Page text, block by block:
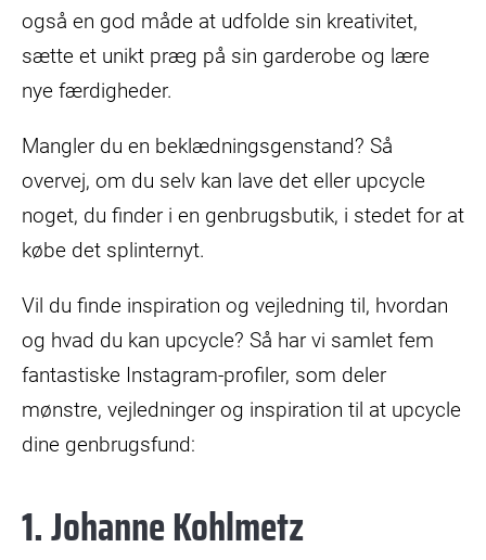
også en god måde at udfolde sin kreativitet,
sætte et unikt præg på sin garderobe og lære
nye færdigheder.
Mangler du en beklædningsgenstand? Så
overvej, om du selv kan lave det eller upcycle
noget, du finder i en genbrugsbutik, i stedet for at
købe det splinternyt.
Vil du finde inspiration og vejledning til, hvordan
og hvad du kan upcycle? Så har vi samlet fem
fantastiske Instagram-profiler, som deler
mønstre, vejledninger og inspiration til at upcycle
dine genbrugsfund:
1. Johanne Kohlmetz